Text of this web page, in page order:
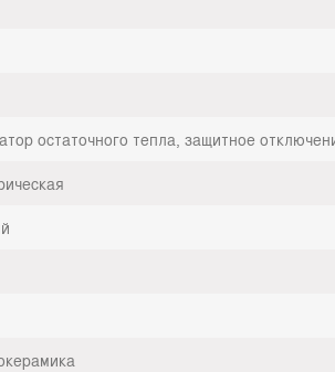
остаточного тепла, защитное